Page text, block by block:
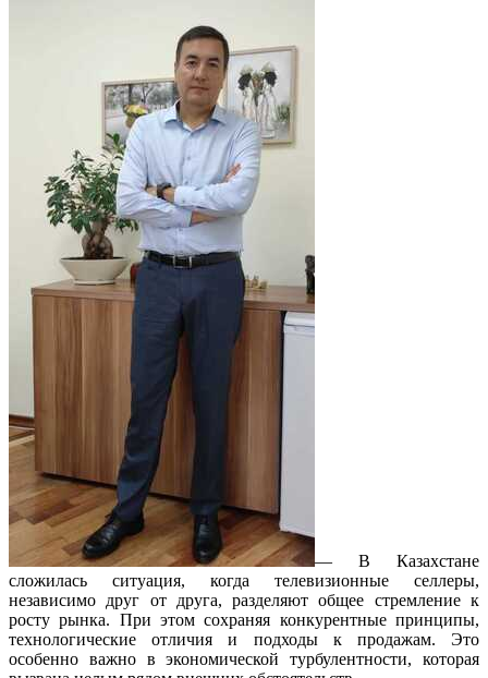
— В Казахстане
сложилась ситуация, когда телевизионные селлеры,
независимо друг от друга, разделяют общее стремление к
росту рынка. При этом сохраняя конкурентные принципы,
технологические отличия и подходы к продажам. Это
особенно важно в экономической турбулентности, которая